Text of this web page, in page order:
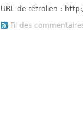
URL de rétrolien :
Fil des